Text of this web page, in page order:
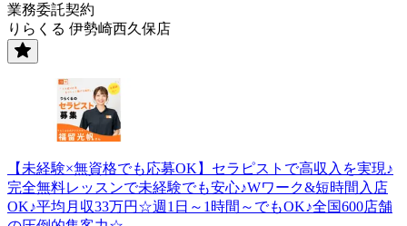
業務委託契約
りらくる 伊勢崎西久保店
【未経験×無資格でも応募OK】セラピストで高収入を実現♪
完全無料レッスンで未経験でも安心♪Wワーク&短時間入店
OK♪平均月収33万円☆週1日～1時間～でもOK♪全国600店舗